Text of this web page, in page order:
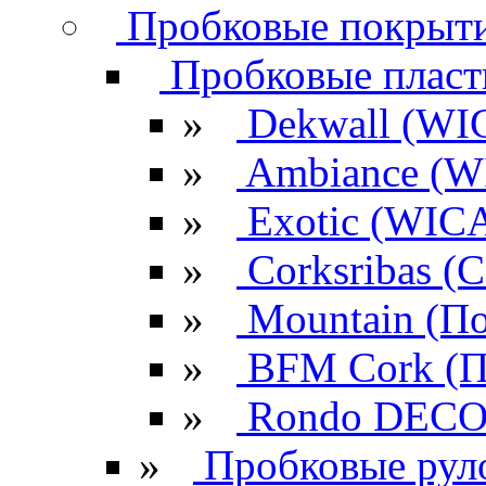
Пробковые
Пробковые
»
Dekwall
»
Ambiance
»
Exotic
»
Corksribas
»
Mountain
»
BFM Cork
»
Rondo
»
Пробковые